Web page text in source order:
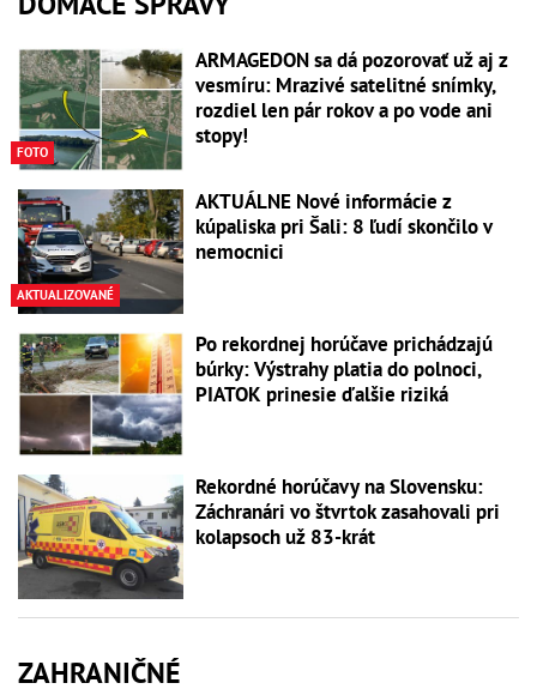
FOTO
ARMAGEDON sa dá pozorovať už aj z
vesmíru: Mrazivé satelitné snímky,
rozdiel len pár rokov a po vode ani
stopy!
AKTUALIZOVANÉ
AKTUÁLNE Nové informácie z
kúpaliska pri Šali: 8 ľudí skončilo v
nemocnici
Po rekordnej horúčave prichádzajú
búrky: Výstrahy platia do polnoci,
PIATOK prinesie ďalšie riziká
Rekordné horúčavy na Slovensku:
Záchranári vo štvrtok zasahovali pri
kolapsoch už 83-krát
ZAHRANIČNÉ